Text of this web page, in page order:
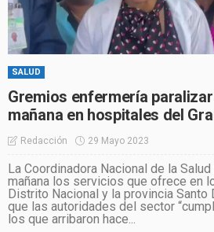
SALUD
Gremios enfermería
mañana en hospitales del
Redacción 29 Mayo 2023
La Coordinadora Nacional de la
mañana los servicios que ofrece en
Distrito Nacional y la provincia Santo
que las autoridades del sector
los que arribaron hace...